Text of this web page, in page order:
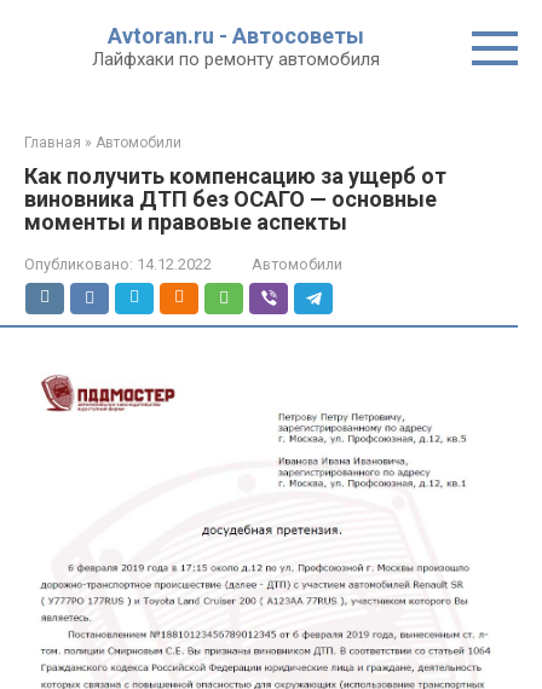
Avtoran.ru - Автосоветы
Лайфхаки по ремонту автомобиля
Главная » Автомобили
Как получить компенсацию за ущерб от
виновника ДТП без ОСАГО — основные
моменты и правовые аспекты
Опубликовано: 14.12.2022 Автомобили